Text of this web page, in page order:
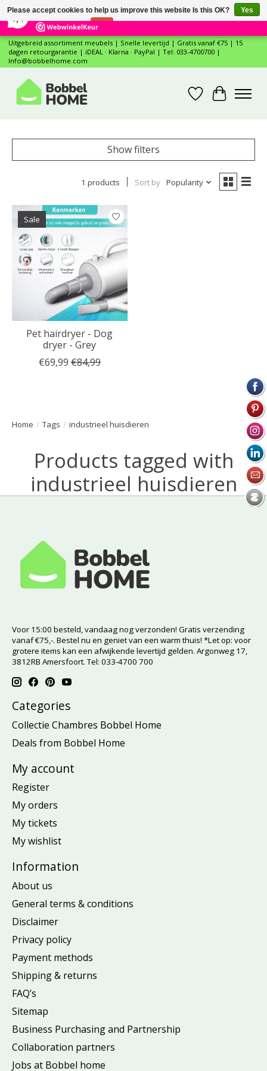
12 Reviews ×
Uitgebreid assortiment meubels | Snelle levertijd | Gratis vanaf €75 | 15
dagen retourgarantie | iDEAL · Klarna · PayPal | Tel: 033-4700700 |
Info@bobbelhome.com
WishlistCart
Home / Tags / industrieel huisdieren
Products tagged with
industrieel huisdieren
Show filters
1 products Sort by Popularity
Sale
Pet hairdryer - Dog
dryer - Grey
€69,99 €84,99
Voor 15:00 besteld, vandaag nog verzonden! Gratis verzending
vanaf €75,-. Bestel nu en geniet van een warm thuis! *Let op: voor
grotere items kan een afwijkende levertijd gelden. Argonweg 17,
3812RB Amersfoort. Tel: 033-4700 700
Categories
Collectie Chambres Bobbel Home
Deals from Bobbel Home
My account
Register
My orders
My tickets
My wishlist
Information
About us
General terms & conditions
Disclaimer
Privacy policy
Payment methods
Shipping & returns
FAQ’s
Sitemap
Business Purchasing and Partnership
Collaboration partners
Jobs at Bobbel home
Please accept cookies to help us improve this website Is this OK?
Yes
No